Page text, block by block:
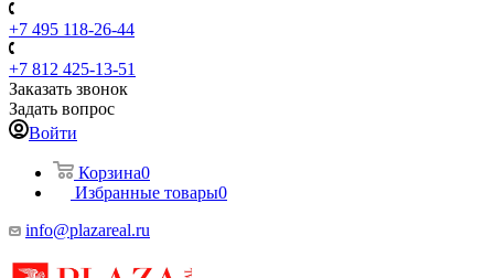
+7 495 118-26-44
+7 812 425-13-51
Заказать звонок
Задать вопрос
Войти
Корзина0
Избранные товары0
info@plazareal.ru